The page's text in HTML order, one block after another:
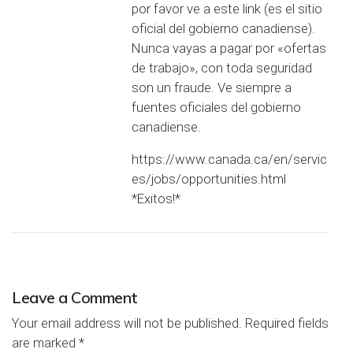
por favor ve a este link (es el sitio
oficial del gobierno canadiense).
Nunca vayas a pagar por «ofertas
de trabajo», con toda seguridad
son un fraude. Ve siempre a
fuentes oficiales del gobierno
canadiense.
https://www.canada.ca/en/servic
es/jobs/opportunities.html
*Exitos!*
Leave a Comment
Your email address will not be published. Required fields
are marked *